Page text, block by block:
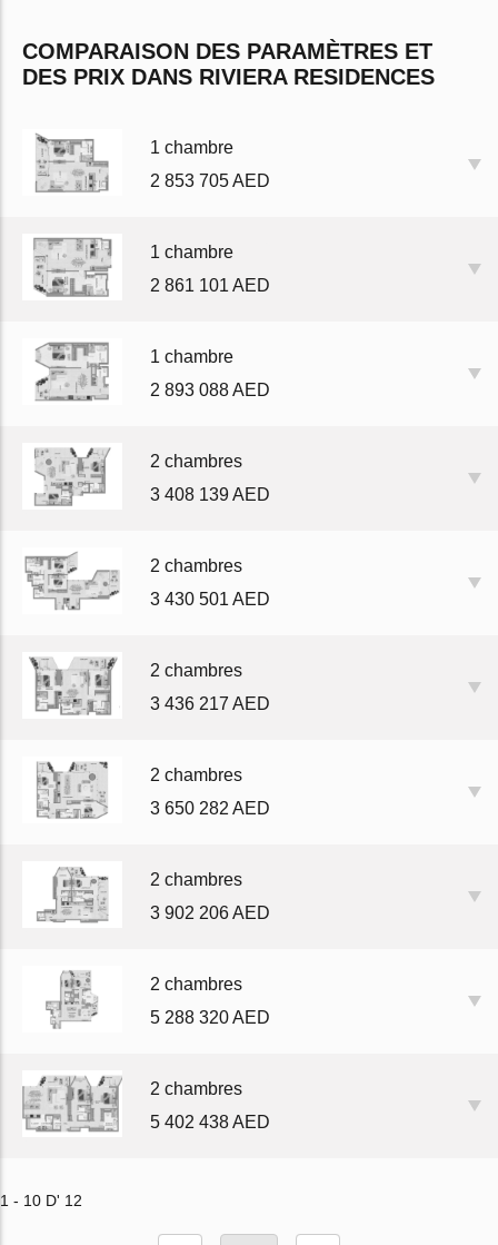
COMPARAISON DES PARAMÈTRES ET
DES PRIX DANS RIVIERA RESIDENCES
1 chambre
2 853 705 AED
1 chambre
2 861 101 AED
1 chambre
2 893 088 AED
2 chambres
3 408 139 AED
2 chambres
3 430 501 AED
2 chambres
3 436 217 AED
2 chambres
3 650 282 AED
2 chambres
3 902 206 AED
2 chambres
5 288 320 AED
2 chambres
5 402 438 AED
1 - 10 D' 12